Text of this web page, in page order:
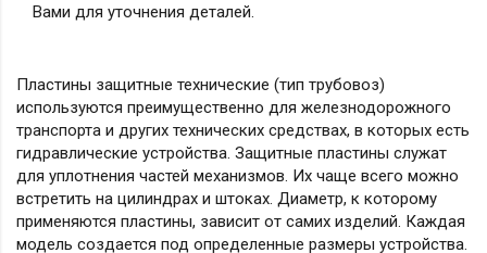
Вами для уточнения деталей.
Пластины защитные технические (тип трубовоз)
используются преимущественно для железнодорожного
транспорта и других технических средствах, в которых есть
гидравлические устройства. Защитные пластины служат
для уплотнения частей механизмов. Их чаще всего можно
встретить на цилиндрах и штоках. Диаметр, к которому
применяются пластины, зависит от самих изделий. Каждая
модель создается под определенные размеры устройства.